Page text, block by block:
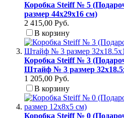
Коробка Steiff № 5
размер 44х29х16 см)
2 415,00 Руб.
В корзину
Коробка Steiff № 3
Штайф № 3 размер
1 205,00 Руб.
В корзину
Коробка Steiff № 0